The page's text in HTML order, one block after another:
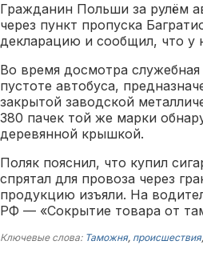
Гражданин Польши за рулём
через пункт пропуска
декларацию и сообщил, что у
Во время досмотра
пустоте автобуса,
закрытой заводской
380 пачек той же марки
деревянной крышкой.
Поляк пояснил, что купил
спрятал для провоза через
продукцию изъяли. На
РФ — «Сокрытие товара от
Ключевые слова: Таможня, происшествия,